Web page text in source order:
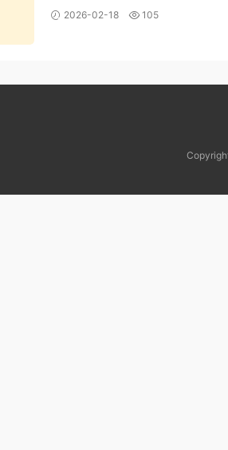
理机构得到采购人对招标文件的确
2026-02-18 105